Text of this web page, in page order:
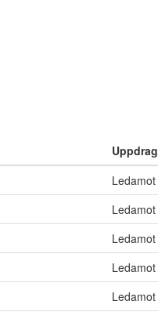
Uppdrag
Ledamot
Ledamot
Ledamot
Ledamot
Ledamot